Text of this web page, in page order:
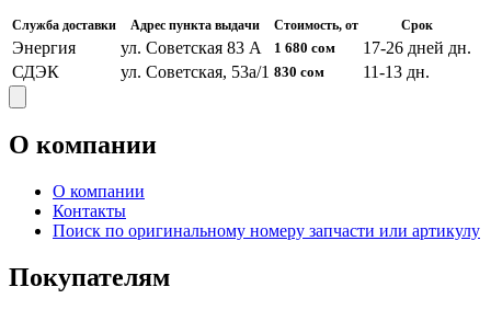
Служба доставки Адрес пункта выдачи Стоимость, от Срок
Энергия ул. Советская 83 А 1 680 сом 17-26 дней дн.
СДЭК
ул. Советская, 53а/1 830 сом 11-13 дн.
О компании
О компании
Контакты
Поиск по оригинальному номеру запчасти или артикулу
Покупателям